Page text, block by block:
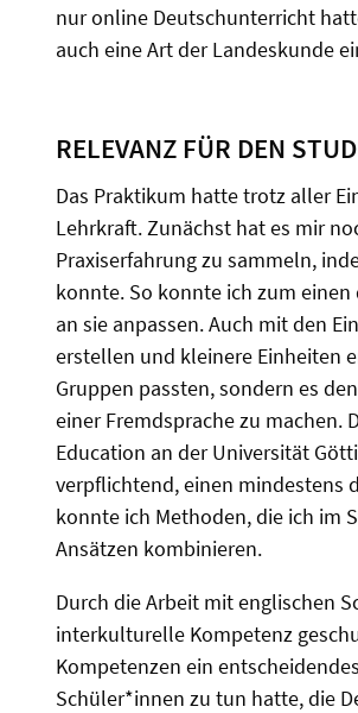
nur online Deutschunterricht
auch eine Art der Landeskunde
RELEVANZ FÜR DEN
Das Praktikum hatte trotz aller
Lehrkraft. Zunächst hat es mir
Praxiserfahrung zu sammeln,
konnte. So konnte ich zum
an sie anpassen. Auch mit den
erstellen und kleinere Einheiten
Gruppen passten, sondern es
einer Fremdsprache zu machen.
Education an der Universität
verpflichtend, einen mindestens
konnte ich Methoden, die ich im
Ansätzen kombinieren.
Durch die Arbeit mit englischen
interkulturelle Kompetenz
Kompetenzen ein
Schüler*innen zu tun hatte, die